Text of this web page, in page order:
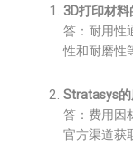
3D打印材
答：耐用性
性和耐磨性
Stratasys的
答：费用因
官方渠道获